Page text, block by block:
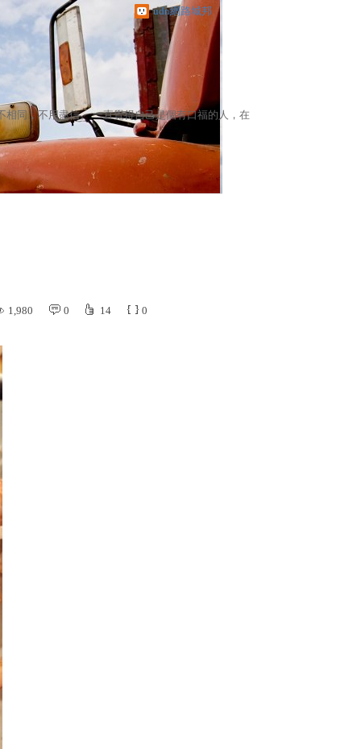
udn網路城邦
同，不用盡信。 一直覺得自己是個有口福的人，在
1,980 0 14 0